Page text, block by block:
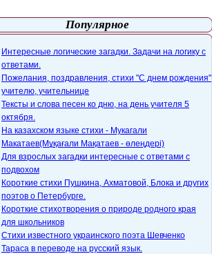
Популярное
Интересные логические загадки. Задачи на логику с
ответами.
Пожелания, поздравления, стихи "С днем рождения"
учителю, учительнице
Тексты и слова песен ко дню, на день учителя 5
октября.
На казахском языке стихи - Мукагали
Макатаев(Мұқағали Мақатаев - өлеңдері)
Для взрослых загадки интересные с ответами с
подвохом
Короткие стихи Пушкина, Ахматовой, Блока и других
поэтов о Петербурге.
Короткие стихотворения о природе родного края
для школьников
Стихи известного украинского поэта Шевченко
Тараса в переводе на русский язык.
Карта сайта webmaster@paers.ru